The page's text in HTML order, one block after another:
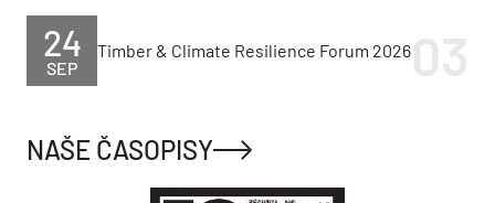
SEP
24 Timber & Climate Resilience Forum 2026
NAŠE ČASOPISY